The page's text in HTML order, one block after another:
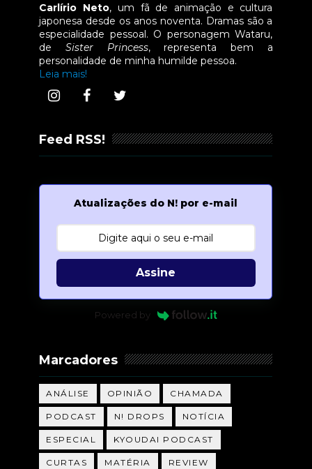
Carlírio Neto, um fã de animação e cultura
japonesa desde os anos noventa. Dramas são a
especialidade pessoal. O personagem Wataru,
deSister Princess, representa bem a
personalidade de minha humilde pessoa.
Leia mais!
Feed RSS!
Atualizações do N! por e-mail
Assine
Powered by
Marcadores
ANÁLISE OPINIÃO CHAMADA
PODCAST N! DROPS NOTÍCIA
ESPECIAL KYOUDAI PODCAST
CURTAS MATÉRIA REVIEW